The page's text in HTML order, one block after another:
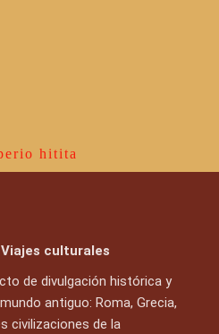
hitita
Viajes culturales
de divulgación histórica y
antiguo: Roma, Grecia,
civilizaciones de la